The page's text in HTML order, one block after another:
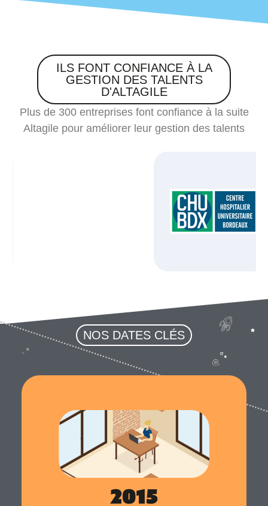
ILS FONT CONFIANCE À LA
GESTION DES TALENTS
D'ALTAGILE
Plus de 300 entreprises font confiance à la suite
Altagile pour améliorer leur gestion des talents
NOS DATES CLÉS
2015
Fondation d'Altagile
Créée en 2015 par Marion Pageot, Altagile est une
entreprise qui s'est spécialisée dans les solutions de
recrutement. Forte de ses 8 années d'expérience
dans les ressources humaines, Marion Pageot a
répondre en repensant le processus de recrutement
a développé des solutions novatrices axées sur le
recrutement de candidats sans CV.